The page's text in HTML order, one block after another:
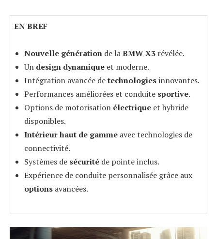
EN BREF
Nouvelle générationde laBMW X3révélée.
Un design dynamiqueet moderne.
Intégration avancée detechnologiesinnovantes.
Performances améliorées et conduite sportive.
Options de motorisation électriqueet hybride
disponibles.
Intérieur haut de gammeavec technologies de
connectivité.
Systèmes de sécuritéde pointe inclus.
Expérience de conduite personnalisée grâce aux
optionsavancées.